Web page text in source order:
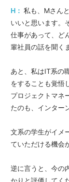
H：私も、Mさん
いいと思います。
仕事があって、ど
輩社員の話を聞く
あと、私はIT系の
をすることも覚悟
プロジェクトマネ
たのも、インター
文系の学生がイメ
ていただける機会
逆に言うと、今の
かりと評価してく